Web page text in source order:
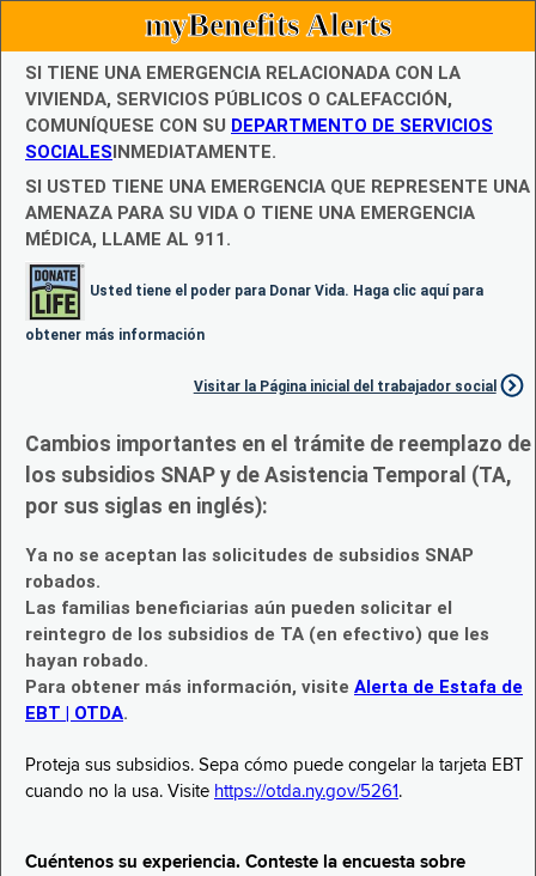
myBenefits Alerts
SI TIENE UNA EMERGENCIA RELACIONADA CON LA
VIVIENDA, SERVICIOS PÚBLICOS O CALEFACCIÓN,
COMUNÍQUESE CON SU DEPARTMENTO DE SERVICIOS
SOCIALESINMEDIATAMENTE.
SI USTED TIENE UNA EMERGENCIA QUE REPRESENTE UNA
AMENAZA PARA SU VIDA O TIENE UNA EMERGENCIA
MÉDICA, LLAME AL 911.
Usted tiene el poder para Donar Vida. Haga clic aquí para
obtener más información
Visitar la Página inicial del trabajador social
Cambios importantes en el trámite de reemplazo de
los subsidios SNAP y de Asistencia Temporal (TA,
por sus siglas en inglés):
Ya no se aceptan las solicitudes de subsidios SNAP
robados.
Las familias beneficiarias aún pueden solicitar el
reintegro de los subsidios de TA (en efectivo) que les
hayan robado.
Para obtener más información, visite Alerta de Estafa de
EBT | OTDA.
Proteja sus subsidios. Sepa cómo puede congelar la tarjeta EBT
cuando no la usa. Visite https://otda.ny.gov/5261 .
Cuéntenos su experiencia. Conteste la encuesta sobre